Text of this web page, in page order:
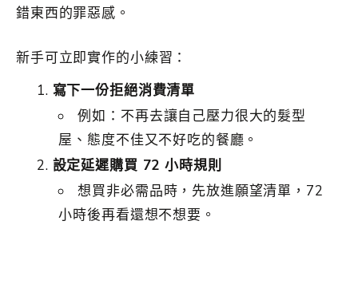
錯東西的罪惡感。
新手可立即實作的小練習：
寫下一份拒絕消費清單
例如：不再去讓自己壓力很大的髮型
屋、態度不佳又不好吃的餐廳。
設定延遲購買 72 小時規則
想買非必需品時，先放進願望清單，72
小時後再看還想不想要。